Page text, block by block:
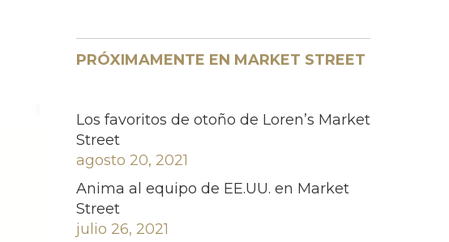
PRÓXIMAMENTE EN MARKET STREET
Los favoritos de otoño de Loren’s Market
Street
agosto 20, 2021
Anima al equipo de EE.UU. en Market
Street
julio 26, 2021